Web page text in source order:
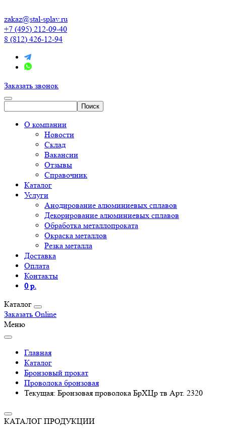
zakaz@stal-splav.ru
+7 (495) 212-09-40
8 (812) 426-12-94
Заказать звонок
О компании
Новости
Склад
Вакансии
Отзывы
Справочник
Каталог
Услуги
Анодирование алюминиевых сплавов
Декорирование алюминиевых сплавов
Обработка металлопроката
Окраска металлов
Резка металла
Доставка
Оплата
Контакты
0 р.
Каталог
Заказать Online
Меню
Главная
Каталог
Бронзовый прокат
Проволока бронзовая
Текущая: Бронзовая проволока БрХЦр тв Арт. 2320
КАТАЛОГ ПРОДУКЦИИ